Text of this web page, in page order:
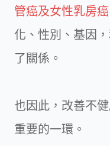
管癌及女性乳房癌
化、性別、基因
了關係。
也因此，改善不
重要的一環。